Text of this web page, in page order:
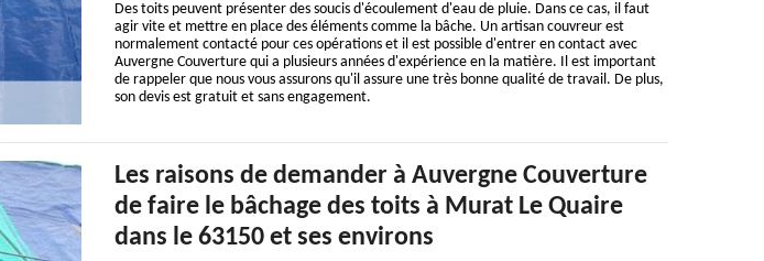
Des toits peuvent présenter des soucis d'écoulement d'eau de pluie. Dans ce cas, il faut
agir vite et mettre en place des éléments comme la bâche. Un artisan couvreur est
normalement contacté pour ces opérations et il est possible d'entrer en contact avec
Auvergne Couverture qui a plusieurs années d'expérience en la matière. Il est important
de rappeler que nous vous assurons qu'il assure une très bonne qualité de travail. De plus,
son devis est gratuit et sans engagement.
Les raisons de demander à Auvergne Couverture
de faire le bâchage des toits à Murat Le Quaire
dans le 63150 et ses environs